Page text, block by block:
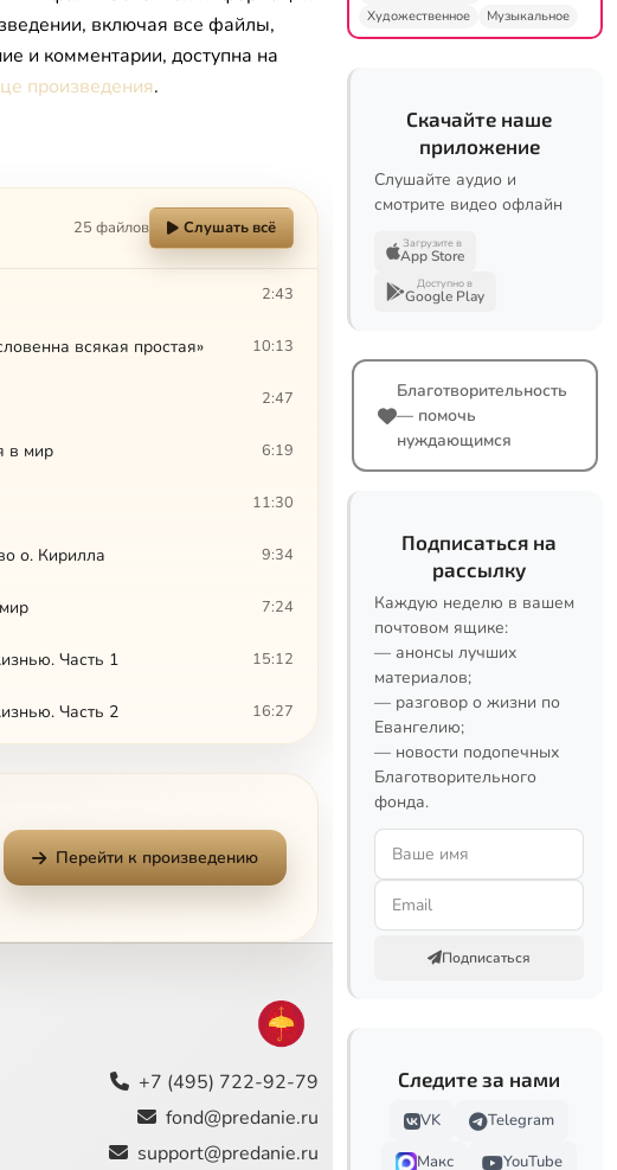
включая все файлы,
и комментарии, доступна на
произведения.
25 файлов Слушать всё
2:43
всякая простая» 10:13
2:47
в мир 6:19
11:30
о. Кирилла 9:34
7:24
Часть 1 15:12
Часть 2 16:27
будет жить
13:40 Сейчас
мечтой моей юности" 5:28
9:06
12:51
Перейти к произведению
+7 (495) 722-92-79
fond@predanie.ru
support@predanie.ru
Художественное
Музыкальное
Скачайте наше
приложение
Слушайте аудио и
смотрите видео офлайн
Загрузите в
App Store
Доступно в
Google Play
Благотворительность
— помочь
нуждающимся
Подписаться на
рассылку
Каждую неделю в вашем
почтовом ящике:
— анонсы лучших
материалов;
— разговор о жизни по
Евангелию;
— новости подопечных
Благотворительного
фонда.
Подписаться
Следите за нами
VK
Telegram
Макс
YouTube